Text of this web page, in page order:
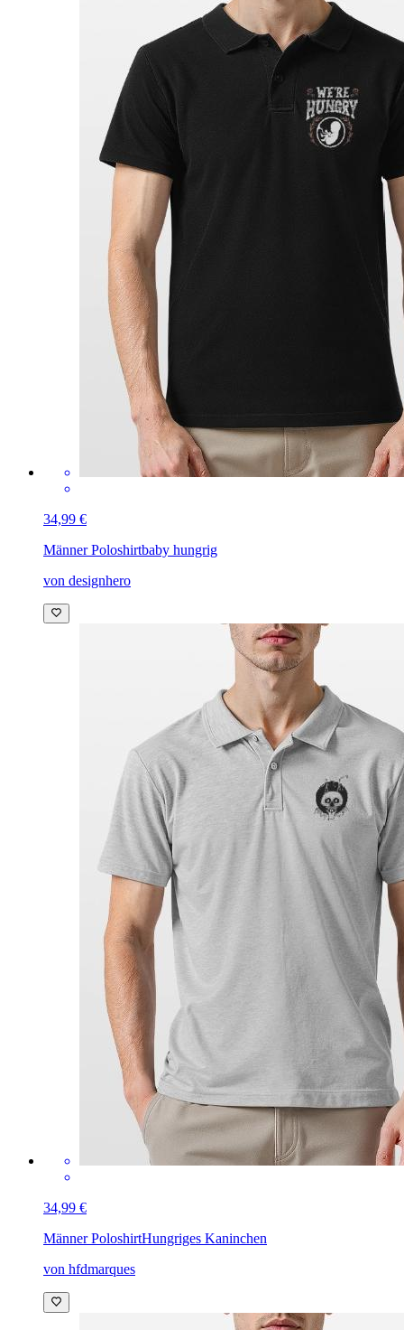
34,99 €
Männer Poloshirtbaby hungrig
von designhero
34,99 €
Männer PoloshirtHungriges Kaninchen
von hfdmarques